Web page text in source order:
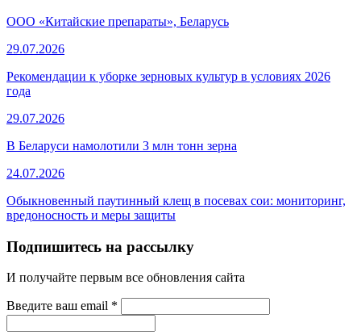
ООО «Китайские препараты», Беларусь
29.07.2026
Рекомендации к уборке зерновых культур в условиях 2026
года
29.07.2026
В Беларуси намолотили 3 млн тонн зерна
24.07.2026
Обыкновенный паутинный клещ в посевах сои: мониторинг,
вредоносность и меры защиты
Подпишитесь на рассылку
И получайте первым все обновления сайта
Введите ваш email *